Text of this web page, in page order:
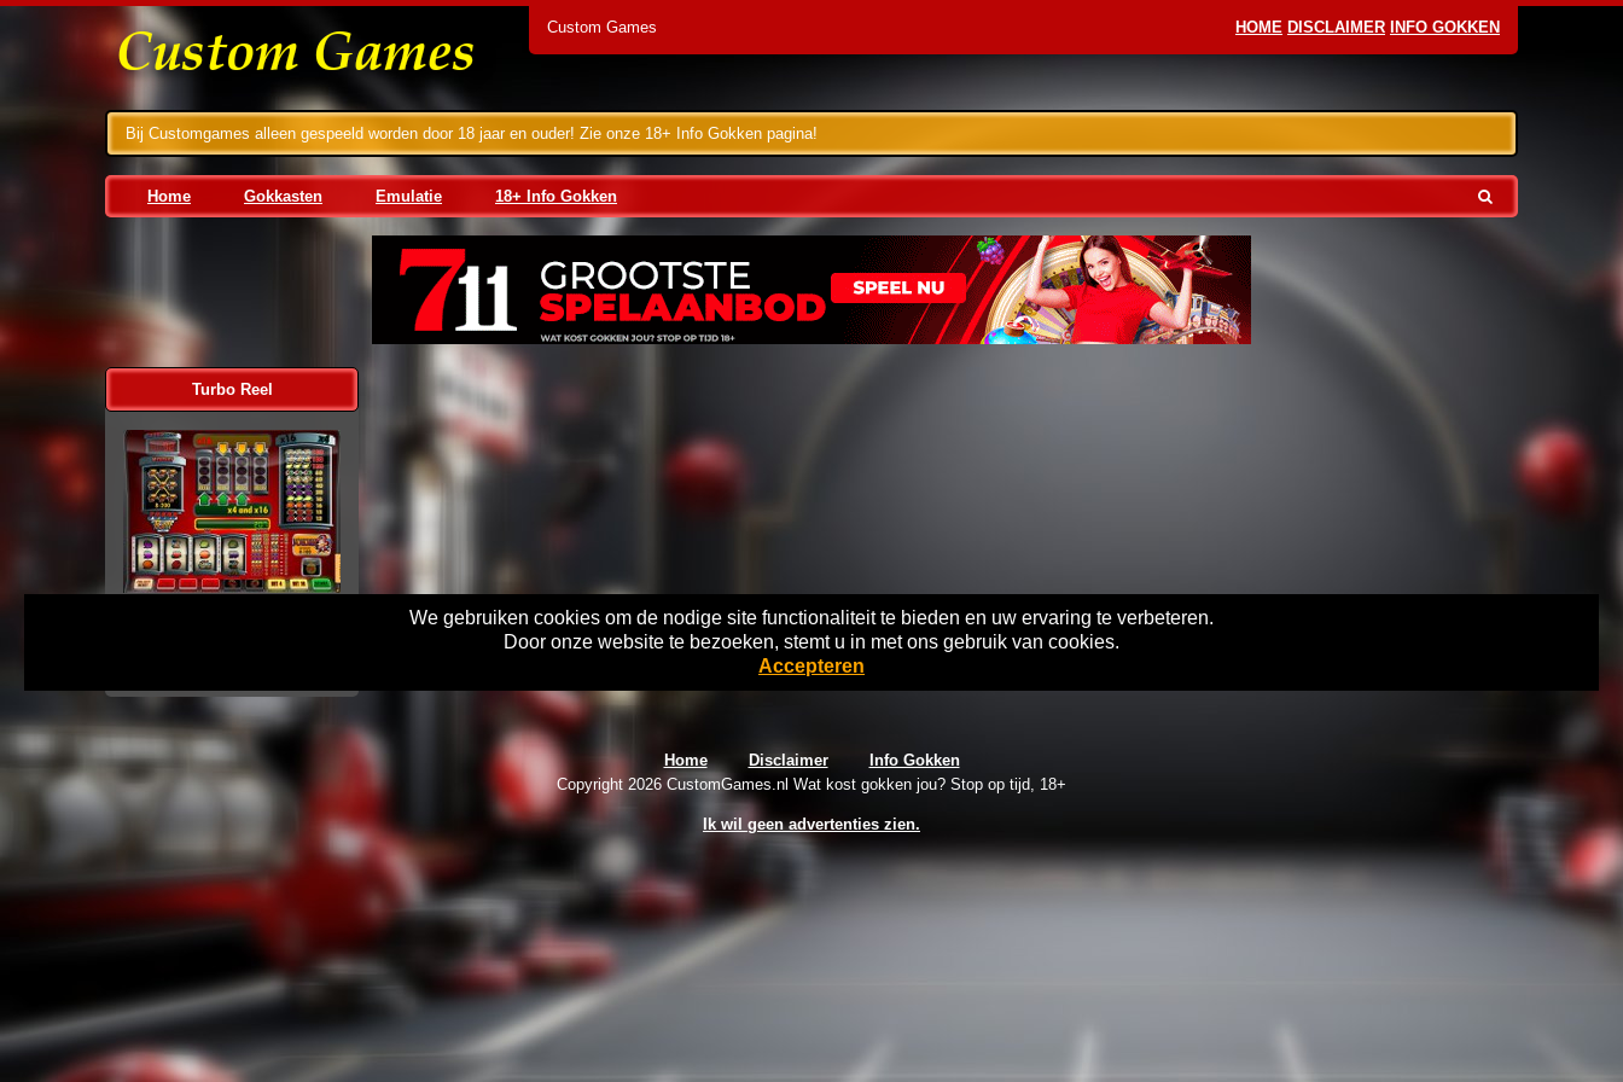
We gebruiken cookies om de nodige site functionaliteit te bieden en uw ervaring te verbeteren.
Door onze website te bezoeken, stemt u in met ons gebruik van cookies.
Accepteren
Custom Games HOME DISCLAIMER INFO GOKKEN
Bij Customgames alleen gespeeld worden door 18 jaar en ouder! Zie onze 18+ Info Gokken pagina!
Home
Gokkasten
1. Eurocoin
Maygay
Jackpot
Multiplayers
Super Stake
Timers
Emulatie
Barcrest
Bellfruit
Eurocoin
18+ Info Gokken
Turbo Reel
Home Disclaimer
Info Gokken
Copyright 2026 CustomGames.nl Wat kost gokken jou? Stop op tijd, 18+
Ik wil geen advertenties zien.